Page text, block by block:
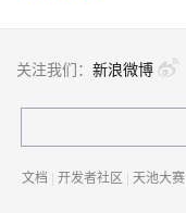
关注我们： 新浪微博
文档 | 开发者社区 | 天池大赛